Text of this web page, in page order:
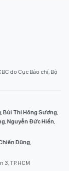
do Cục Báo chí, Bộ
,Bùi Thị Hồng Sương,
,Nguyễn Đức Hiển,
Dũng,
3, TP.HCM